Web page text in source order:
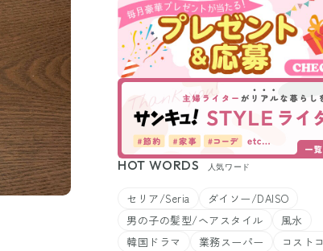
HOT WORDS 人気ワード
セリア/Seria
ダイソー/DAISO
男の子の髪型/ヘアスタイル
風水
韓国ドラマ
業務スーパー
コストコ